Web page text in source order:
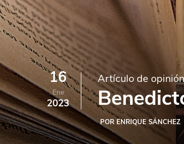
16
Ene
2023
Artículo de opinión
POR ENRIQUE SÁNCHEZ